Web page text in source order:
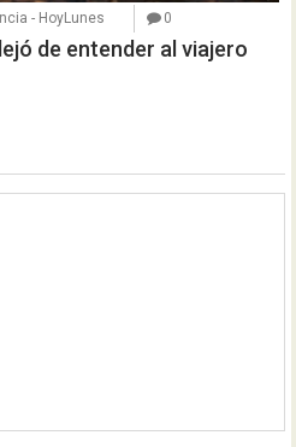
- HoyLunes 0
de entender al viajero